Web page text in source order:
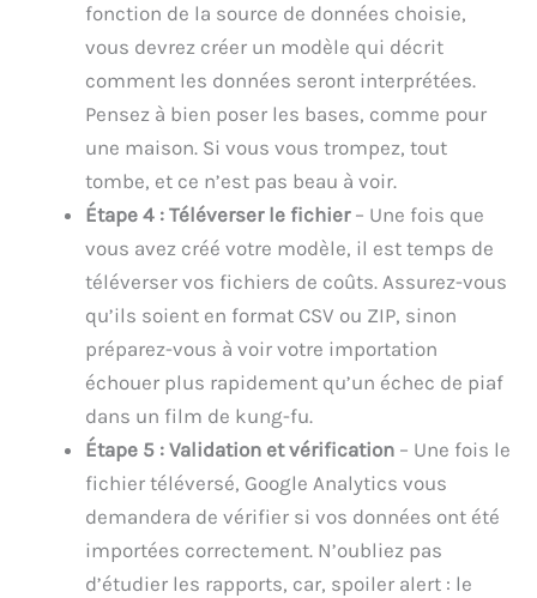
fonction de la source de données choisie,
vous devrez créer un modèle qui décrit
comment les données seront interprétées.
Pensez à bien poser les bases, comme pour
une maison. Si vous vous trompez, tout
tombe, et ce n’est pas beau à voir.
Étape 4 : Téléverser le fichier– Une fois que
vous avez créé votre modèle, il est temps de
téléverser vos fichiers de coûts. Assurez-vous
qu’ils soient en format CSV ou ZIP, sinon
préparez-vous à voir votre importation
échouer plus rapidement qu’un échec de piaf
dans un film de kung-fu.
Étape 5 : Validation et vérification – Une fois le
fichier téléversé, Google Analytics vous
demandera de vérifier si vos données ont été
importées correctement. N’oubliez pas
d’étudier les rapports, car, spoiler alert : le